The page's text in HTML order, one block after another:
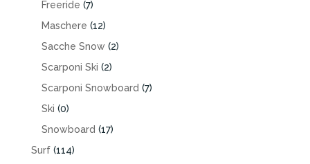
Freeride (7)
Maschere (12)
Sacche Snow (2)
Scarponi Ski (2)
Scarponi Snowboard (7)
Ski (0)
Snowboard (17)
Surf (114)